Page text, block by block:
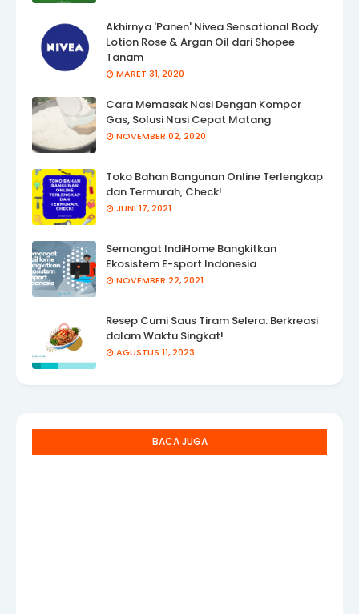
Akhirnya 'Panen' Nivea Sensational Body
Lotion Rose & Argan Oil dari Shopee
Tanam
MARET 31, 2020
Cara Memasak Nasi Dengan Kompor
Gas, Solusi Nasi Cepat Matang
NOVEMBER 02, 2020
Toko Bahan Bangunan Online Terlengkap
dan Termurah, Check!
JUNI 17, 2021
Semangat IndiHome Bangkitkan
Ekosistem E-sport Indonesia
NOVEMBER 22, 2021
Resep Cumi Saus Tiram Selera: Berkreasi
dalam Waktu Singkat!
AGUSTUS 11, 2023
BACA JUGA